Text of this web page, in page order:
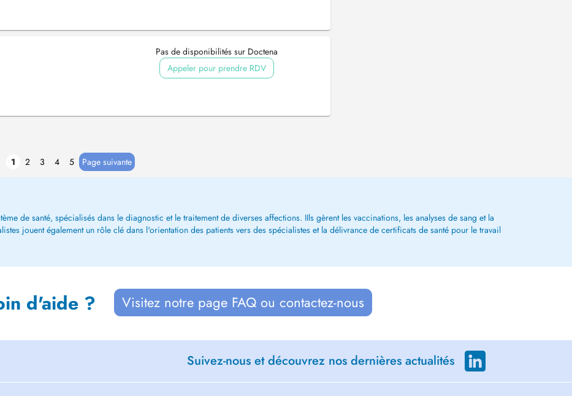
Pas de disponibilités sur Doctena
Appeler pour prendre RDV
1 2 3 4 5 Page suivante
de santé, spécialisés dans le diagnostic et le traitement de diverses affections. IIls gèrent les vaccinations, les analyses de sang et la
jouent également un rôle clé dans l'orientation des patients vers des spécialistes et la délivrance de certificats de santé pour le travail
d'aide ? Visitez notre page FAQ ou contactez-nous
Suivez-nous et découvrez nos dernières actualités